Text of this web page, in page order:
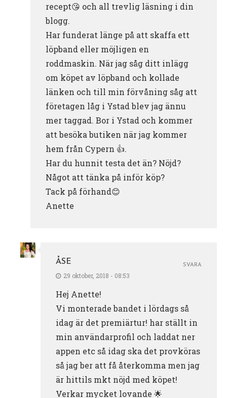
recept😘 och all trevlig läsning i din
blogg.
Har funderat länge på att skaffa ett
löpband eller möjligen en
roddmaskin. När jag såg ditt inlägg
om köpet av löpband och kollade
länken och till min förvåning såg att
företagen låg i Ystad blev jag ännu
mer taggad. Bor i Ystad och kommer
att besöka butiken när jag kommer
hem från Cypern 👍.
Har du hunnit testa det än? Nöjd?
Något att tänka på inför köp?
Tack på förhand😊
Anette
ÅSE
29 oktober, 2018 - 08:53
Hej Anette!
Vi monterade bandet i lördags så
idag är det premiärtur! har ställt in
min användarprofil och laddat ner
appen etc så idag ska det provköras
så jag ber att få återkomma men jag
är hittils mkt nöjd med köpet!
Verkar mycket lovande 🌟
SVARA